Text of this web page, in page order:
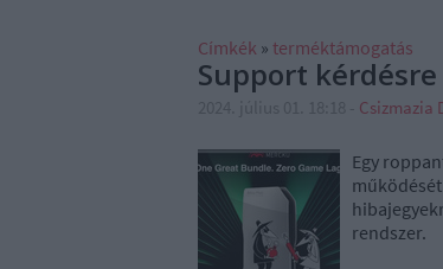
Címkék » terméktámogatás
Support
Csizmazia
Egy
rendszer.